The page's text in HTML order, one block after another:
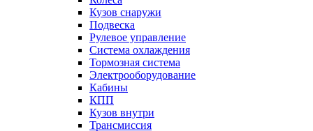
Кузов снаружи
Подвеска
Рулевое управление
Система охлаждения
Тормозная система
Электрооборудование
Кабины
КПП
Кузов внутри
Трансмиссия